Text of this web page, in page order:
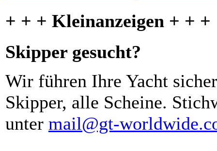
+ + + Kleinanzeigen + + +
Skipper gesucht?
Wir führen Ihre Yacht
Skipper, alle Scheine.
unter mail@gt-